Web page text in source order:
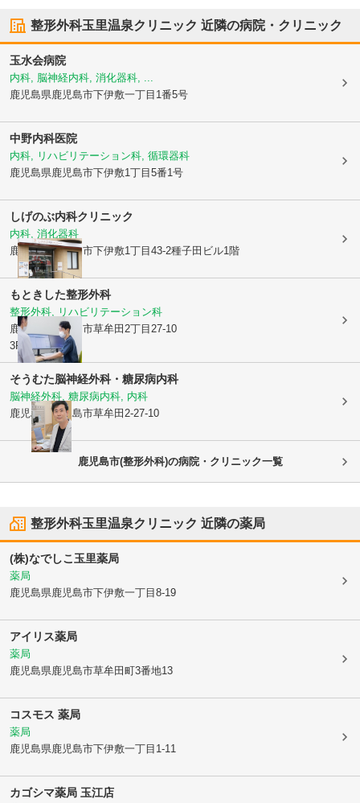
整形外科玉里温泉クリニック 近隣の病院・クリニック
玉水会病院
内科, 脳神経内科, 消化器科, ...
鹿児島県鹿児島市下伊敷一丁目1番5号
中野内科医院
内科, リハビリテーション科, 循環器科
鹿児島県鹿児島市下伊敷1丁目5番1号
しげのぶ内科クリニック
内科, 消化器科
鹿児島県鹿児島市下伊敷1丁目43-2種子田ビル1階
もときした整形外科
整形外科, リハビリテーション科
鹿児島県鹿児島市草牟田2丁目27-10
3F
そうむた脳神経外科・糖尿病内科
脳神経外科, 糖尿病内科, 内科
鹿児島県鹿児島市草牟田2-27-10
鹿児島市(整形外科)の病院・クリニック一覧
整形外科玉里温泉クリニック 近隣の薬局
(株)なでしこ玉里薬局
薬局
鹿児島県鹿児島市下伊敷一丁目8-19
アイリス薬局
薬局
鹿児島県鹿児島市草牟田町3番地13
コスモス 薬局
薬局
鹿児島県鹿児島市下伊敷一丁目1-11
カゴシマ薬局 玉江店